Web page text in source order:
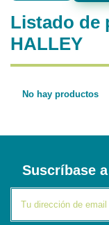
Listado de
HALLEY
No hay productos
Suscríbase